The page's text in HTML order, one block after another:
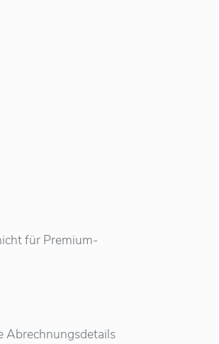
für Premium-
Abrechnungsdetails